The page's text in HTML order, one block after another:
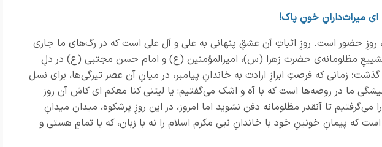
ای میراث‌دارانِ خونِ پاک!
روزِ حضور است. روزِ اثباتِ آن عشقِ پنهانی به علی و آل علی است که در رگ‌های ما جاری
تشییعِ مظلومانه‌ی حضرت زهرا (س)، امیرالمؤمنین (ع) و امام حسن مجتبی (ع) در دلِ
زمانی که فرصتِ ابرازِ ارادت به خاندانِ پیامبر، در میانِ آن عصر تیرگی‌ها، برای نسل
ما در روضه‌‌ها است که با آه و اشک می‌گفتیم: یا لیتنی کنا معکم ای کاش آن روز
می‌گرفتیم تا آنقدر مظلومانه دفن نشوید اما امروز، در این روزِ پرشکوه، میدان میدانِ
که پیمانِ خونینِ خود با خاندانِ نبی مکرم اسلام را نه با زبان، که با تمامِ هستی و